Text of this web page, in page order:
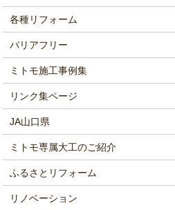
各種リフォーム
バリアフリー
ミトモ施工事例集
リンク集ページ
JA山口県
ミトモ専属大工のご紹介
ふるさとリフォーム
リノベーション